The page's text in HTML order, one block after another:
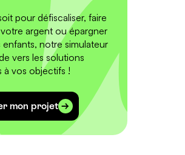
pour défiscaliser, faire
argent ou épargner
notre simulateur
vers les solutions
à vos objectifs !
mon projet